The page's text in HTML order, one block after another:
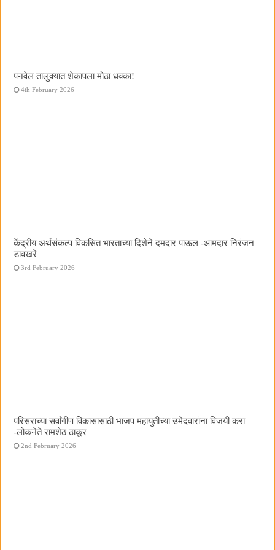
पनवेल तालुक्यात शेकापला मोठा धक्का!
4th February 2026
केंद्रीय अर्थसंकल्प विकसित भारताच्या दिशेने दमदार पाऊल -आमदार निरंजन
डावखरे
3rd February 2026
परिसराच्या सर्वांगीण विकासासाठी भाजप महायुतीच्या उमेदवारांना विजयी करा
-लोकनेते रामशेठ ठाकूर
2nd February 2026